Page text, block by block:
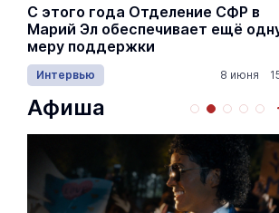
С этого года Отделение СФР в
Марий Эл обеспечивает ещё
меру поддержки
Интервью 8 июня
Афиша